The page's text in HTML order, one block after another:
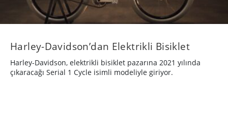
Harley-Davidson’dan Elektrikli Bisiklet
Harley-Davidson, elektrikli bisiklet pazarına 2021 yılında
çıkaracağı Serial 1 Cycle isimli modeliyle giriyor.